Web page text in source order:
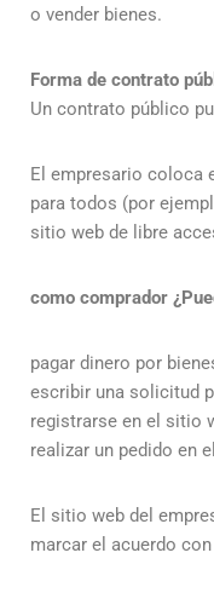
o vender bienes.
Forma de contrato
Un contrato público
El empresario coloca
para todos (por
sitio web de libre
como comprador
pagar dinero por
escribir una solicitud
registrarse en el sitio
realizar un pedido en
El sitio web del
marcar el acuerdo